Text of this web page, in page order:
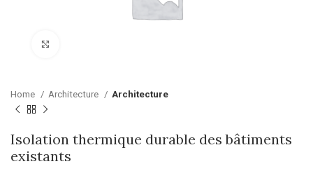
Home Architecture Architecture
Isolation thermique durable des bâtiments
existants